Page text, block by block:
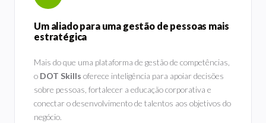
Um aliado para uma gestão de pessoas mais
estratégica
Mais do que uma plataforma de gestão de competências,
o DOT Skills oferece inteligência para apoiar decisões
sobre pessoas, fortalecer a educação corporativa e
conectar o desenvolvimento de talentos aos objetivos do
negócio.